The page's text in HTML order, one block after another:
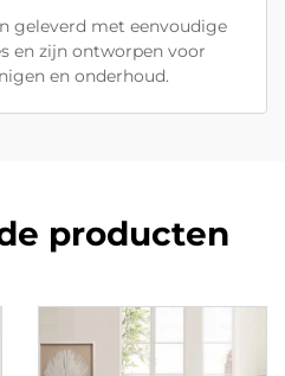
geleverd met eenvoudige
en zijn ontworpen voor
en onderhoud.
producten